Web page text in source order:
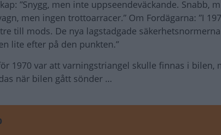
”Snygg, men inte uppseendeväckande. Snabb,
men ingen trottoarracer.” Om Fordägarna: ”I
till mods. De nya lagstadgade
lite efter på den punkten.”
1970 var att varningstriangel skulle finnas i bilen,
när bilen gått sönder …